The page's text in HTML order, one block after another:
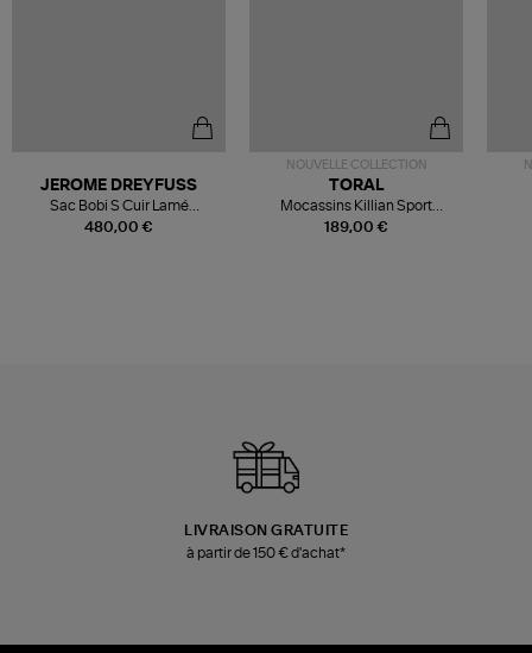
480,00 €
JEROME DREYFUSS
Sac Bobi S Cuir Lamé
Champagne
NOUVELLE COLLECTION
189,00 €
TORAL
Mocassins Killian Sport
Mousse
LIVRAISON GRATUITE
à partir de 150 € d'achat*